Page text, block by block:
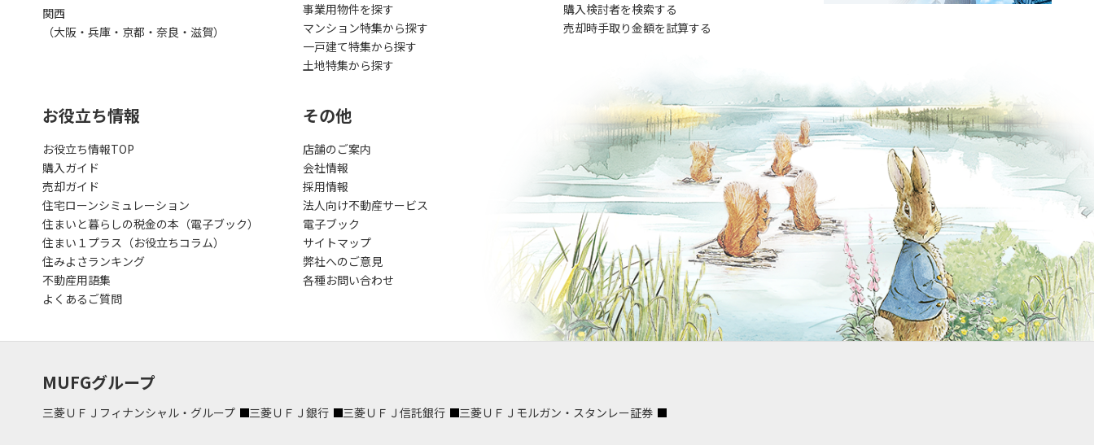
関西
（大阪・兵庫・京都・奈良・滋賀）
事業用物件を探す
マンション特集から探す
一戸建て特集から探す
土地特集から探す
購入検討者を検索する
売却時手取り金額を試算する
お役立ち情報
お役立ち情報TOP
購入ガイド
売却ガイド
住宅ローンシミュレーション
住まいと暮らしの税金の本（電子ブック）
住まい１プラス（お役立ちコラム）
住みよさランキング
不動産用語集
よくあるご質問
その他
店舗のご案内
会社情報
採用情報
法人向け不動産サービス
電子ブック
サイトマップ
弊社へのご意見
各種お問い合わせ
MUFGグループ
三菱ＵＦＪフィナンシャル・グループ 三菱ＵＦＪ銀行 三菱ＵＦＪ信託銀行 三菱ＵＦＪモルガン・スタンレー証券